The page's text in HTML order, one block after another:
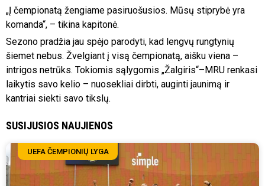
„Į čempionatą žengiame pasiruošusios. Mūsų stiprybė yra
komanda“, – tikina kapitonė.
Sezono pradžia jau spėjo parodyti, kad lengvų rungtynių
šiemet nebus. Žvelgiant į visą čempionatą, aišku viena –
intrigos netrūks. Tokiomis sąlygomis „Žalgiris“–MRU renkasi
laikytis savo kelio – nuosekliai dirbti, auginti jaunimą ir
kantriai siekti savo tikslų.
SUSIJUSIOS NAUJIENOS
UEFA ČEMPIONIŲ LYGA